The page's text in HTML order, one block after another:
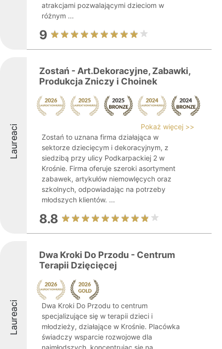
atrakcjami pozwalającymi dzieciom w
różnym ...
9
Laureaci
Zostań - Art.Dekoracyjne, Zabawki,
Produkcja Zniczy i Choinek
Pokaż więcej >>
Zostań to uznana firma działająca w
sektorze dziecięcym i dekoracyjnym, z
siedzibą przy ulicy Podkarpackiej 2 w
Krośnie. Firma oferuje szeroki asortyment
zabawek, artykułów niemowlęcych oraz
szkolnych, odpowiadając na potrzeby
młodszych klientów. ...
8.8
Laureaci
Dwa Kroki Do Przodu - Centrum
Terapii Dzięcięcej
Dwa Kroki Do Przodu to centrum
specjalizujące się w terapii dzieci i
młodzieży, działające w Krośnie. Placówka
świadczy wsparcie rozwojowe dla
najmłodszych, koncentrując się na